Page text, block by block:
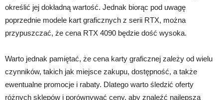
określić jej dokładną wartość. Jednak biorąc pod uwagę
poprzednie modele kart graficznych z serii RTX, można
przypuszczać, że cena RTX 4090 będzie dość wysoka.
Warto jednak pamiętać, że cena karty graficznej zależy od wielu
czynników, takich jak miejsce zakupu, dostępność, a także
ewentualne promocje i rabaty. Dlatego warto śledzić oferty
różnych sklepów i porównywać ceny, aby znaleźć najlepszą